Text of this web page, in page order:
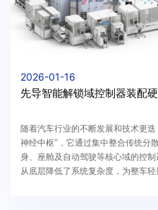
2026-01-16
先导智能解锁域控制器装配
随着汽车行业的不断发展和技术更
神经中枢”，它通过集中整合传统分
身、座舱及自动驾驶等核心域的控
从底层降低了系统复杂度，为整车